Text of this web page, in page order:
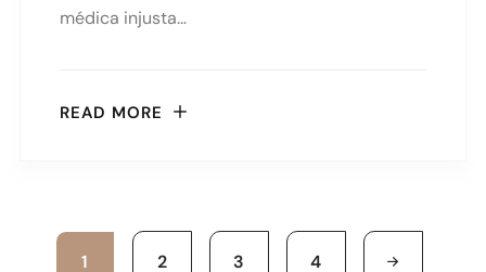
médica injusta…
READ MORE
1 2 3 4